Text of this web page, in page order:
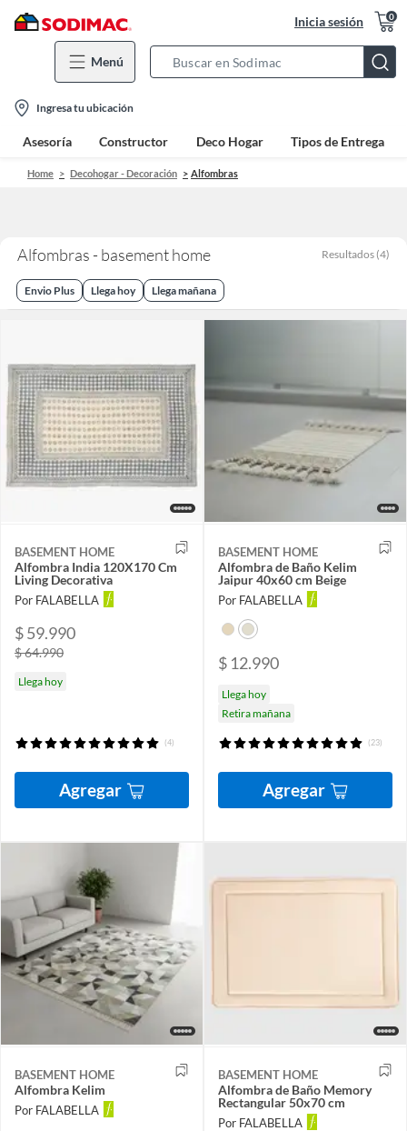
Inicia sesión 0
Menú
Bar
location-
icon
Ingresa tu ubicación
Asesoría Constructor Deco Hogar Tipos de Entrega
Home Decohogar - Decoración Alfombras
Alfombras - basement home Resultados (4)
Envio Plus Llega hoy Llega mañana
BASEMENT HOME
Alfombra India 120X170 Cm
Living Decorativa
Por FALABELLA
$ 59.990
$ 64.990
Llega hoy
(4)
Agregar
BASEMENT HOME
Alfombra de Baño Kelim
Jaipur 40x60 cm Beige
Por FALABELLA
$ 12.990
Llega hoy
Retira mañana
(23)
Agregar
BASEMENT HOME
Alfombra Kelim
Por FALABELLA
BASEMENT HOME
Alfombra de Baño Memory
Rectangular 50x70 cm
Por FALABELLA